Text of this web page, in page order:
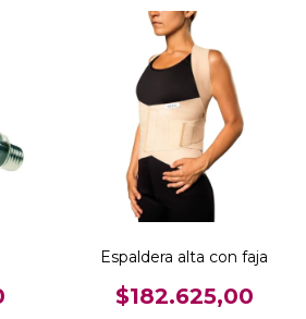
Espaldera alta con faja
$182.625,00